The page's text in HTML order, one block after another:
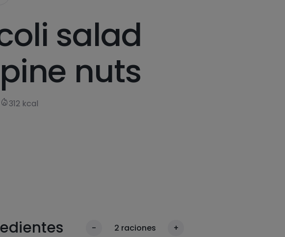
salad
nuts
312 kcal
- 2 raciones +